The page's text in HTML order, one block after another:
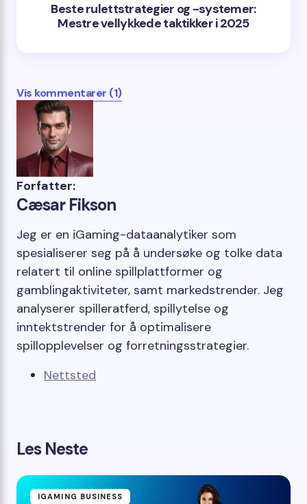
Beste rulettstrategier og -systemer:
Mestre vellykkede taktikker i 2025
Vis kommentarer (1)
Forfatter:
Cæsar Fikson
Jeg er en iGaming-dataanalytiker som
spesialiserer seg på å undersøke og tolke data
relatert til online spillplattformer og
gamblingaktiviteter, samt markedstrender. Jeg
analyserer spilleratferd, spillytelse og
inntektstrender for å optimalisere
spillopplevelser og forretningsstrategier.
Nettsted
Les Neste
IGAMING BUSINESS